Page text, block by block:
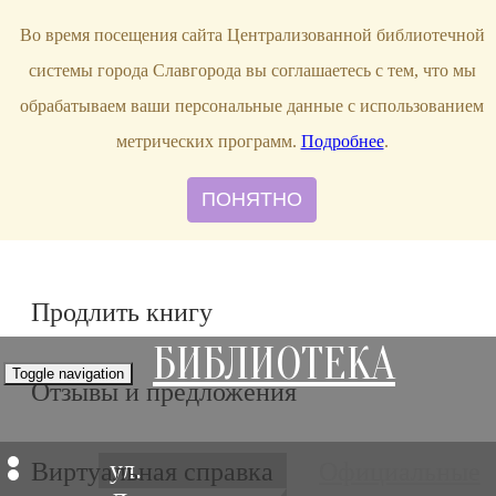
bibl-serv@mail.ru
Продлить книгу
Отзывы и предложения
Виртуальная справка
ул.
Toggle navigation БИБЛИОТЕКА
Во время посещения сайта Централизованной библиотечной
системы города Славгорода вы соглашаетесь с тем, что мы
обрабатываем ваши персональные данные с использованием
метрических программ. Подробнее.
ПОНЯТНО